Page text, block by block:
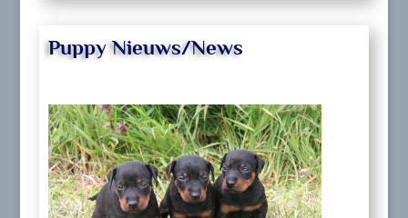
Puppy Nieuws/News